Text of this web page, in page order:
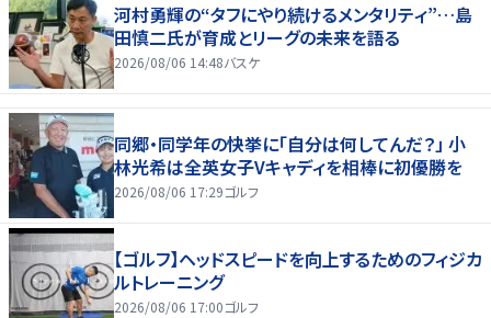
河村勇輝の“タフにやり続けるメンタリティ”…島
田慎二氏が育成とリーグの未来を語る
2026/08/06 14:48バスケ
同郷・同学年の快挙に「自分は何してんだ？」 小
林光希は全英女子Vキャディを相棒に初優勝を
2026/08/06 17:29ゴルフ
【ゴルフ】ヘッドスピードを向上するためのフィジカ
ルトレーニング
2026/08/06 17:00ゴルフ